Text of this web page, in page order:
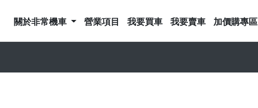
關於非常機車 營業項目 我要買車 我要賣車 加價購專區